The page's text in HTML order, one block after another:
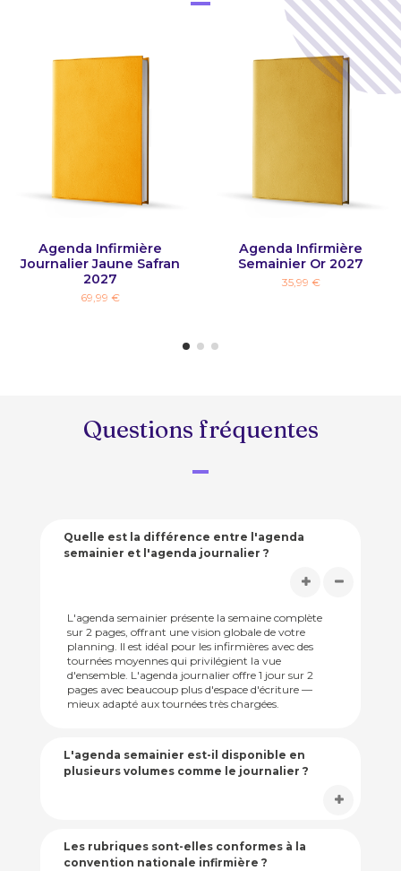
Agenda Infirmière
Journalier Jaune Safran
2027
69,99 €
Agenda Infirmière
Semainier Or 2027
35,99 €
Questions fréquentes
Quelle est la différence entre l'agenda
semainier et l'agenda journalier ?
L'agenda semainier présente la semaine complète
sur 2 pages, offrant une vision globale de votre
planning. Il est idéal pour les infirmières avec des
tournées moyennes qui privilégient la vue
d'ensemble. L'agenda journalier offre 1 jour sur 2
pages avec beaucoup plus d'espace d'écriture —
mieux adapté aux tournées très chargées.
L'agenda semainier est-il disponible en
plusieurs volumes comme le journalier ?
Les rubriques sont-elles conformes à la
convention nationale infirmière ?